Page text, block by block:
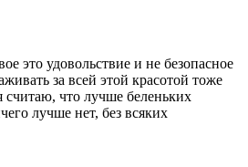
это удовольствие и не безопасное
за всей этой красотой тоже
что лучше беленьких
лучше нет, без всяких